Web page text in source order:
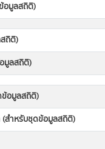
อมูลสถิติ)
ถิติ)
มูลสถิติ)
อมูลสถิติ)
สำหรับชุดข้อมูลสถิติ)